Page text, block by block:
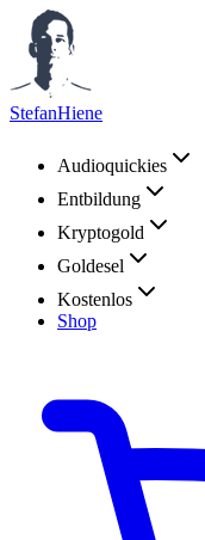
StefanHiene
Audioquickies
Entbildung
Kryptogold
Goldesel
Kostenlos
Shop